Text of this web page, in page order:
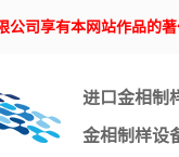
公司享有本网站作品的
进口金相制
金相制样设